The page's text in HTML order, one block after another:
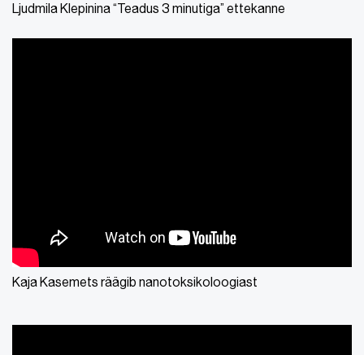
Ljudmila Klepinina “Teadus 3 minutiga” ettekanne
Kaja Kasemets räägib nanotoksikoloogiast